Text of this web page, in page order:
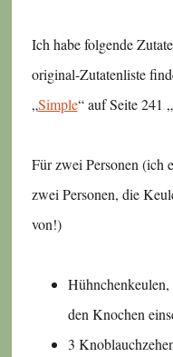
Ich habe folgende
original-Zutatenliste
„Simple“ auf Seite 241
Für zwei Personen (ich
zwei Personen, die
von!)
den Knochen
3